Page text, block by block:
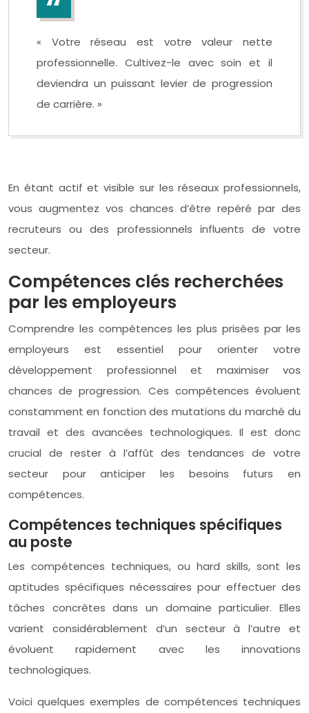
« Votre réseau est votre valeur nette
professionnelle. Cultivez-le avec soin et il
deviendra un puissant levier de progression
de carrière. »
En étant actif et visible sur les réseaux professionnels,
vous augmentez vos chances d’être repéré par des
recruteurs ou des professionnels influents de votre
secteur.
Compétences clés recherchées
par les employeurs
Comprendre les compétences les plus prisées par les
employeurs est essentiel pour orienter votre
développement professionnel et maximiser vos
chances de progression. Ces compétences évoluent
constamment en fonction des mutations du marché du
travail et des avancées technologiques. Il est donc
crucial de rester à l’affût des tendances de votre
secteur pour anticiper les besoins futurs en
compétences.
Compétences techniques spécifiques
au poste
Les compétences techniques, ou hard skills, sont les
aptitudes spécifiques nécessaires pour effectuer des
tâches concrètes dans un domaine particulier. Elles
varient considérablement d’un secteur à l’autre et
évoluent rapidement avec les innovations
technologiques.
Voici quelques exemples de compétences techniques